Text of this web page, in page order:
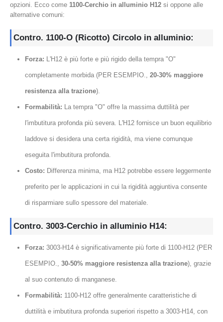
opzioni. Ecco come 1100-Cerchio in alluminio H12 si oppone alle
alternative comuni:
Contro. 1100-O (Ricotto) Circolo in alluminio:
Forza: L'H12 è più forte e più rigido della tempra "O"
completamente morbida (PER ESEMPIO., 20-30% maggiore
resistenza alla trazione).
Formabilità: La tempra "O" offre la massima duttilità per
l'imbutitura profonda più severa. L'H12 fornisce un buon equilibrio
laddove si desidera una certa rigidità, ma viene comunque
eseguita l'imbutitura profonda.
Costo: Differenza minima, ma H12 potrebbe essere leggermente
preferito per le applicazioni in cui la rigidità aggiuntiva consente
di risparmiare sullo spessore del materiale.
Contro. 3003-Cerchio in alluminio H14:
Forza: 3003-H14 è significativamente più forte di 1100-H12 (PER
ESEMPIO., 30-50% maggiore resistenza alla trazione), grazie
al suo contenuto di manganese.
Formabilità: 1100-H12 offre generalmente caratteristiche di
duttilità e imbutitura profonda superiori rispetto a 3003-H14, con